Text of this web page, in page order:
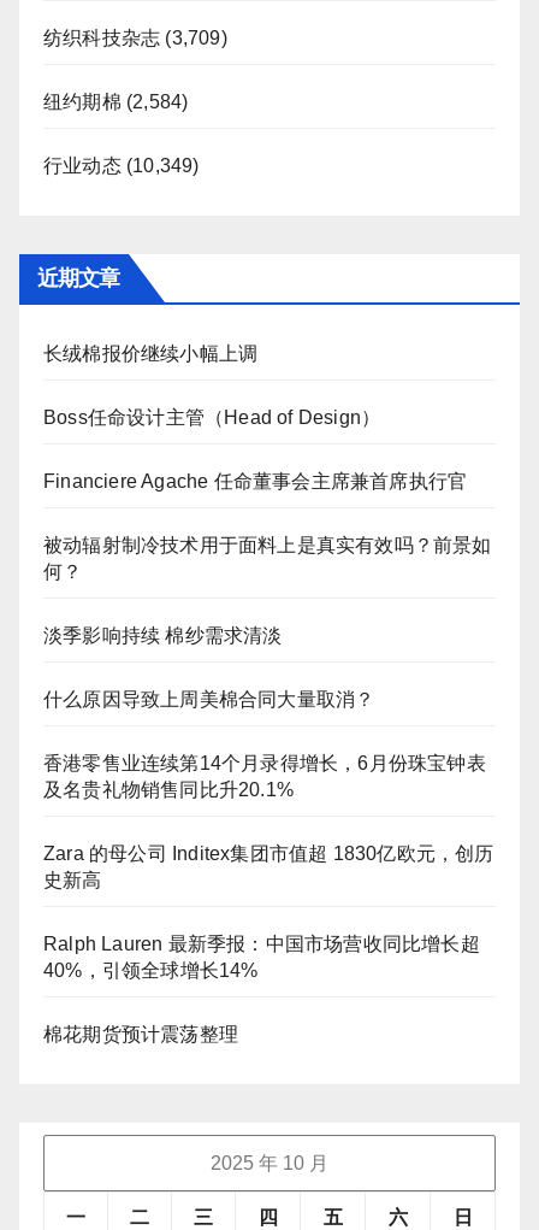
纺织科技杂志 (3,709)
纽约期棉 (2,584)
行业动态(10,349)
近期文章
长绒棉报价继续小幅上调
Boss任命设计主管（Head of Design）
Financiere Agache 任命董事会主席兼首席执行官
被动辐射制冷技术用于面料上是真实有效吗？前景如
何？
淡季影响持续 棉纱需求清淡
什么原因导致上周美棉合同大量取消？
香港零售业连续第14个月录得增长，6月份珠宝钟表
及名贵礼物销售同比升20.1%
Zara 的母公司 Inditex集团市值超 1830亿欧元，创历
史新高
Ralph Lauren 最新季报：中国市场营收同比增长超
40%，引领全球增长14%
棉花期货预计震荡整理
2025 年 10 月
一 二 三 四 五 六 日